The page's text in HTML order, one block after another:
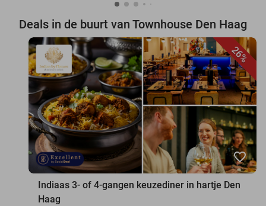
Deals in de buurt van Townhouse Den Haag
26%
favorite_border
Indiaas 3- of 4-gangen keuzediner in hartje Den
Haag